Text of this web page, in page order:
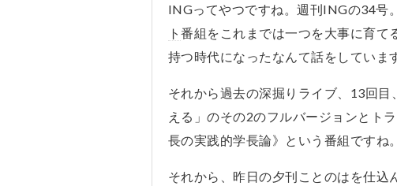
INGってやつですね。週刊INGの34号
ト番組をこれまでは一つを大事に育て
持つ時代になったなんて話をしていま
それから過去の深掘りライブ、13回
える」のその2のフルバージョンとト
長の実践的学長論》という番組ですね。
それから、昨日の夕刊ことのはを仕込